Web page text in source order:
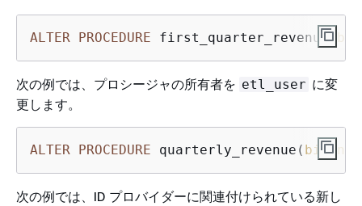
ALTER PROCEDURE first_quarter_revenue(
次の例では、プロシージャの所有者を etl_user に変
更します。
ALTER PROCEDURE quarterly_revenue( bigint
次の例では、ID プロバイダーに関連付けられている新し